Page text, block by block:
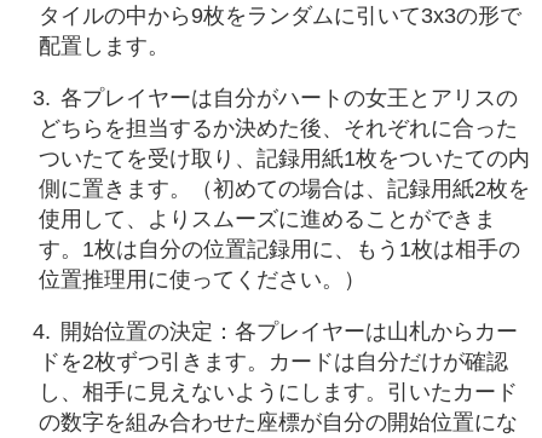
タイルの中から9枚をランダムに引いて3x3の形で
配置します。
各プレイヤーは自分がハートの女王とアリスの
どちらを担当するか決めた後、それぞれに合った
ついたてを受け取り、記録用紙1枚をついたての内
側に置きます。（初めての場合は、記録用紙2枚を
使用して、よりスムーズに進めることができま
す。1枚は自分の位置記録用に、もう1枚は相手の
位置推理用に使ってください。）
開始位置の決定：各プレイヤーは山札からカー
ドを2枚ずつ引きます。カードは自分だけが確認
し、相手に見えないようにします。引いたカード
の数字を組み合わせた座標が自分の開始位置にな